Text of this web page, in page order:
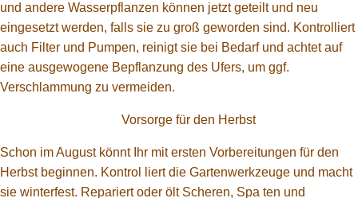
und andere Wasserpflanzen können jetzt geteilt und neu
eingesetzt werden, falls sie zu groß geworden sind. Kontrolliert
auch Filter und Pumpen, reinigt sie bei Bedarf und achtet auf
eine ausgewogene Bepflanzung des Ufers, um ggf.
Verschlammung zu vermeiden.
Vorsorge für den Herbst
Schon im August könnt Ihr mit ersten Vorbereitungen für den
Herbst beginnen. Kontrol liert die Gartenwerkzeuge und macht
sie winterfest. Repariert oder ölt Scheren, Spa ten und